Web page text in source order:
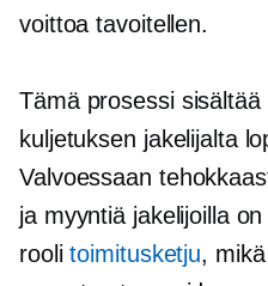
voittoa tavoitellen.
Tämä prosessi
kuljetuksen jakelijalta
Valvoessaan
ja myyntiä jakelijoilla
roolitoimitusketju,